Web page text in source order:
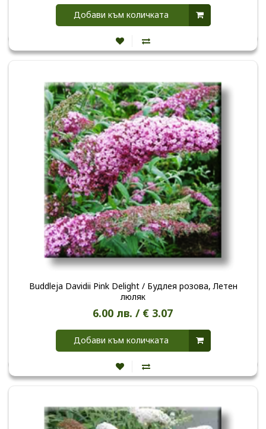
Добави към количката
Buddleja Davidii Pink Delight / Будлея розова, Летен
люляк
6.00 лв. / € 3.07
Добави към количката